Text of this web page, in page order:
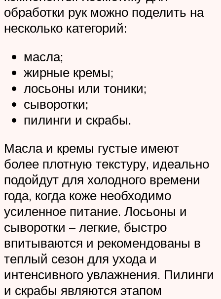
обработки рук можно поделить на
несколько категорий:
масла;
жирные кремы;
лосьоны или тоники;
сыворотки;
пилинги и скрабы.
Масла и кремы густые имеют
более плотную текстуру, идеально
подойдут для холодного времени
года, когда коже необходимо
усиленное питание. Лосьоны и
сыворотки – легкие, быстро
впитываются и рекомендованы в
теплый сезон для ухода и
интенсивного увлажнения. Пилинги
и скрабы являются этапом